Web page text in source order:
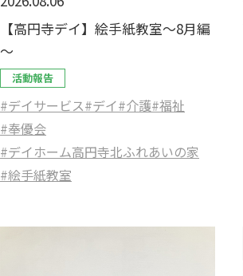
【高円寺デイ】絵手紙教室～8月編
～
活動報告
#デイサービス#デイ#介護#福祉
#奉優会
#デイホーム高円寺北ふれあいの家
#絵手紙教室